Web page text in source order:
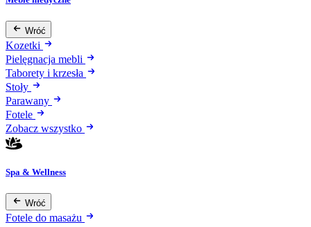
Wróć
Kozetki
Pielęgnacja mebli
Taborety i krzesła
Stoły
Parawany
Fotele
Zobacz wszystko
Spa & Wellness
Wróć
Fotele do masażu